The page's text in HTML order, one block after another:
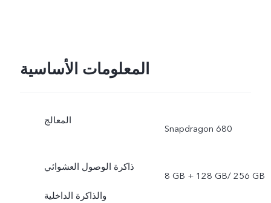
المعلومات الأساسية
المعالج
Snapdragon 680
ذاكرة الوصول العشوائي
والذاكرة الداخلية
8 GB + 128 GB/ 256 GB